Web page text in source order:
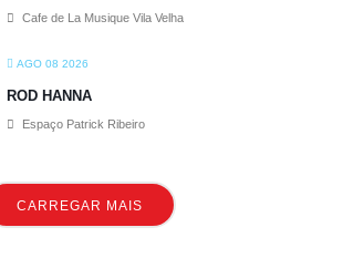
Cafe de La Musique Vila Velha
AGO 08 2026
ROD HANNA
Espaço Patrick Ribeiro
CARREGAR MAIS